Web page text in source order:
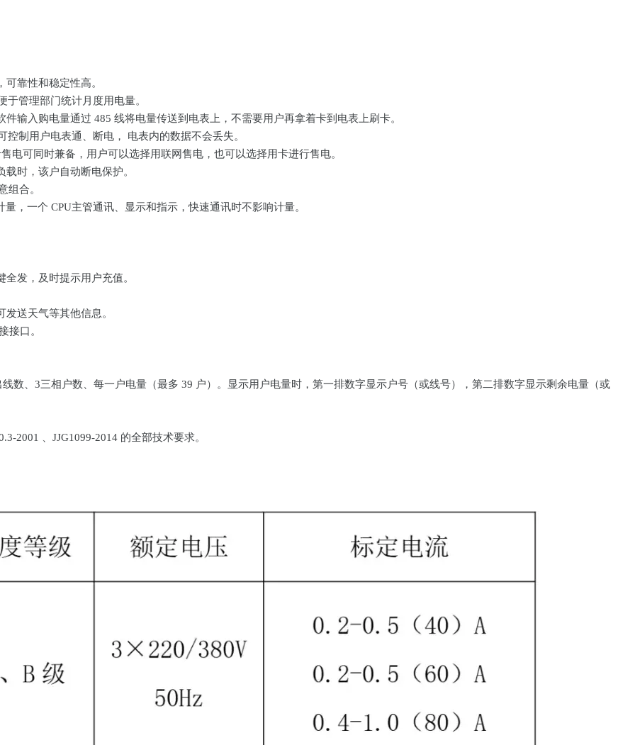
靠性和稳定性高。
管理部门统计月度用电量。
输入购电量通过 485 线将电量传送到电表上，不需要用户再拿着卡到电表上刷卡。
制用户电表通、断电， 电表内的数据不会丢失。
电可同时兼备，用户可以选择用联网售电，也可以选择用卡进行售电。
时，该户自动断电保护。
组合。
，一个 CPU主管通讯、显示和指示，快速通讯时不影响计量。
发，及时提示用户充值。
送天气等其他信息。
接口。
数、3三相户数、每一户电量（最多 39 户）。显示用户电量时，第一排数字显示户号（或线号），第二排数字显示剩余电量（或
2001 、JJG1099-2014 的全部技术要求。